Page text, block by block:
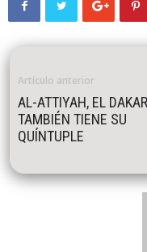
Artículo anterior
AL-ATTIYAH, EL DAKAR
TAMBIÉN TIENE SU
QUÍNTUPLE